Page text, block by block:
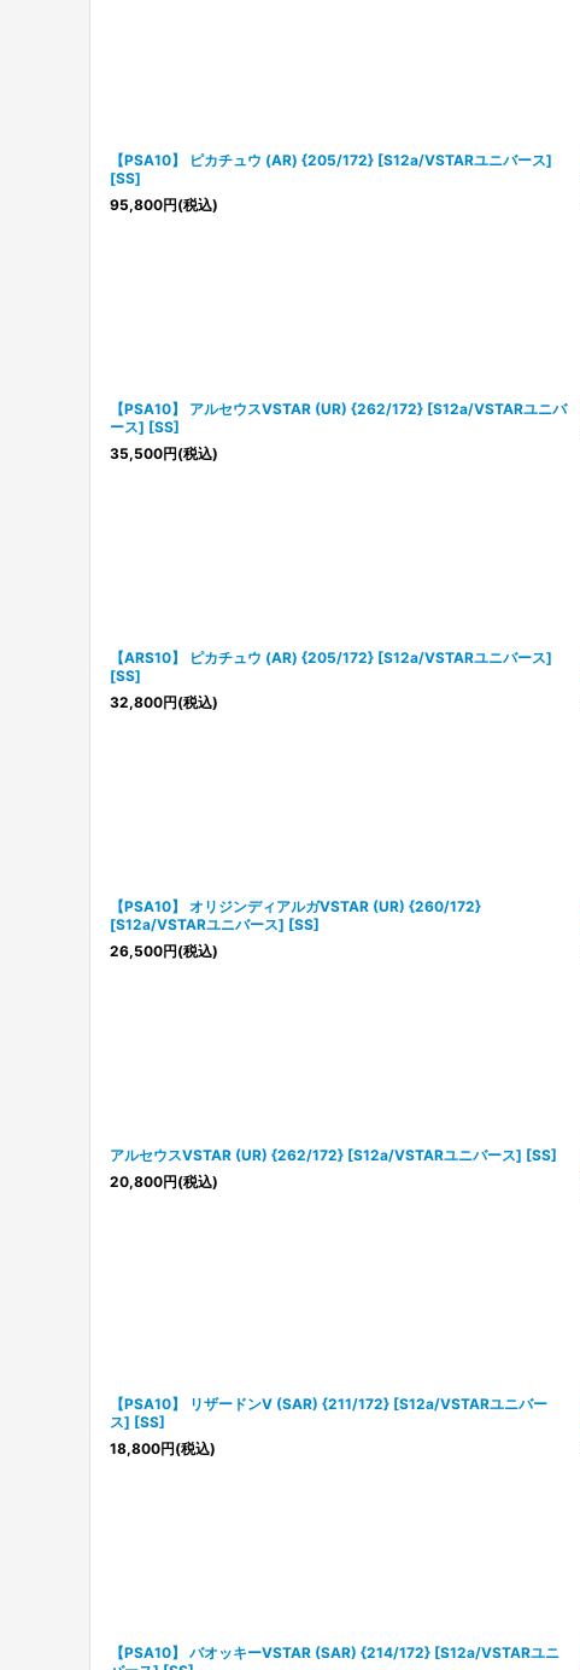
【PSA10】 ピカチュウ (AR) {205/172} [S12a/VSTARユニバース]
[SS]
95,800円(税込)
【PSA10】 アルセウスVSTAR (UR) {262/172} [S12a/VSTARユニバ
ース] [SS]
35,500円(税込)
【ARS10】 ピカチュウ (AR) {205/172} [S12a/VSTARユニバース]
[SS]
32,800円(税込)
【PSA10】 オリジンディアルガVSTAR (UR) {260/172}
[S12a/VSTARユニバース] [SS]
26,500円(税込)
アルセウスVSTAR (UR) {262/172} [S12a/VSTARユニバース] [SS]
20,800円(税込)
【PSA10】 リザードンV (SAR) {211/172} [S12a/VSTARユニバー
ス] [SS]
18,800円(税込)
【PSA10】 バオッキーVSTAR (SAR) {214/172} [S12a/VSTARユニ